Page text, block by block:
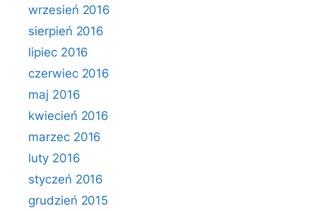
wrzesień 2016
sierpień 2016
lipiec 2016
czerwiec 2016
maj 2016
kwiecień 2016
marzec 2016
luty 2016
styczeń 2016
grudzień 2015